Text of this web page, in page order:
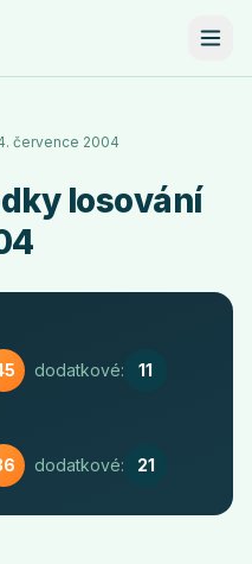
července 2004
losování
dodatkové: 11
dodatkové: 21